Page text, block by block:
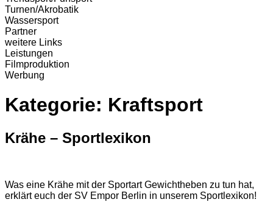
Turnen/Akrobatik
Wassersport
Partner
weitere Links
Leistungen
Filmproduktion
Werbung
Kategorie: Kraftsport
Krähe – Sportlexikon
Was eine Krähe mit der Sportart Gewichtheben zu tun hat,
erklärt euch der SV Empor Berlin in unserem Sportlexikon!